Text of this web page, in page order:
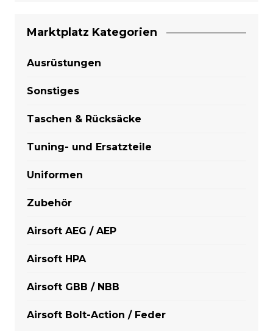
Marktplatz Kategorien
Ausrüstungen
Sonstiges
Taschen & Rücksäcke
Tuning- und Ersatzteile
Uniformen
Zubehör
Airsoft AEG / AEP
Airsoft HPA
Airsoft GBB / NBB
Airsoft Bolt-Action / Feder